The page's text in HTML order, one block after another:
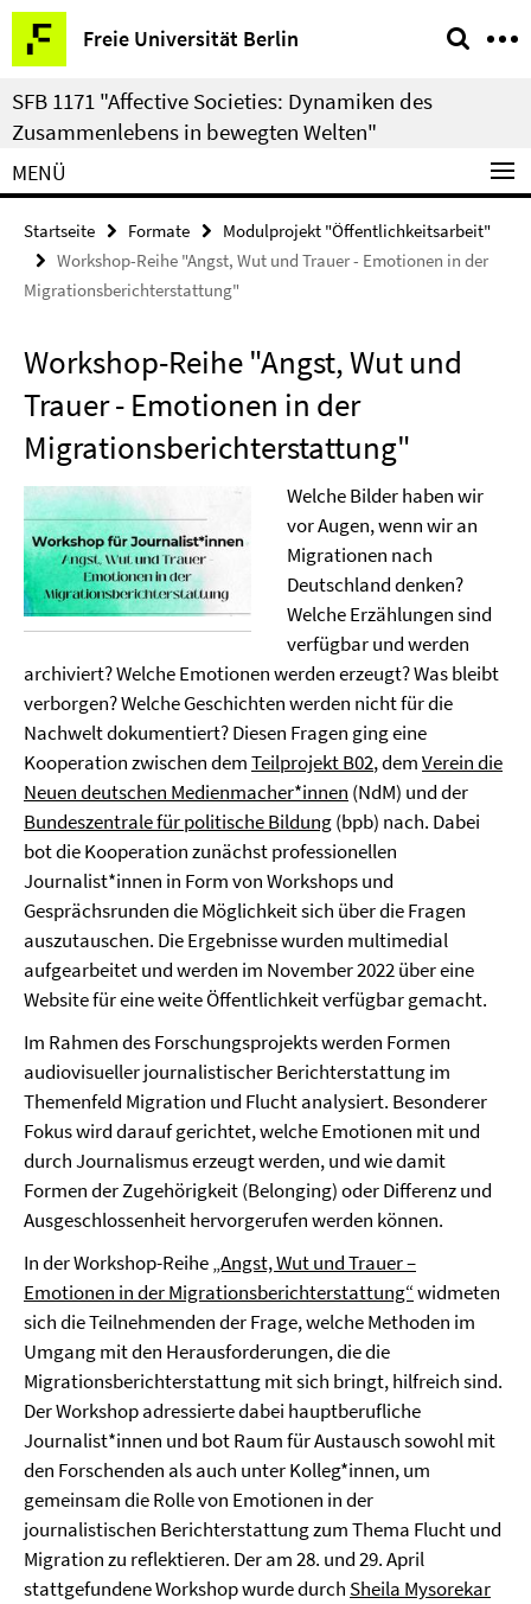
Springe
direkt
zu
Inhalt
Freie Universität Berlin
Service-
Navigation
SFB 1171 "Affective Societies: Dynamiken des
Zusammenlebens in bewegten Welten"
MENÜ
Startseite Formate
Modulprojekt "Öffentlichkeitsarbeit"
Workshop-Reihe "Angst, Wut und Trauer - Emotionen in der
Migrationsberichterstattung"
Workshop-Reihe "Angst, Wut und
Trauer - Emotionen in der
Migrationsberichterstattung"
Welche Bilder haben wir
vor Augen, wenn wir an
Migrationen nach
Deutschland denken?
Welche Erzählungen sind
verfügbar und werden
archiviert? Welche Emotionen werden erzeugt? Was bleibt
verborgen? Welche Geschichten werden nicht für die
Nachwelt dokumentiert? Diesen Fragen ging eine
Kooperation zwischen demTeilprojekt B02, demVerein die
Neuen deutschen Medienmacher*innen (NdM) und der
Bundeszentrale für politische Bildung(bpb) nach. Dabei
bot die Kooperation zunächst professionellen
Journalist*innen in Form von Workshops und
Gesprächsrunden die Möglichkeit sich über die Fragen
auszutauschen. Die Ergebnisse wurden multimedial
aufgearbeitet und werden im November 2022 über eine
Website für eine weite Öffentlichkeit verfügbar gemacht.
Im Rahmen des Forschungsprojekts werden Formen
audiovisueller journalistischer Berichterstattung im
Themenfeld Migration und Flucht analysiert. Besonderer
Fokus wird darauf gerichtet, welche Emotionen mit und
durch Journalismus erzeugt werden, und wie damit
Formen der Zugehörigkeit (Belonging) oder Differenz und
Ausgeschlossenheit hervorgerufen werden können.
In der Workshop-Reihe„Angst, Wut und Trauer –
Emotionen in der Migrationsberichterstattung“widmeten
sich die Teilnehmenden der Frage, welche Methoden im
Umgang mit den Herausforderungen, die die
Migrationsberichterstattung mit sich bringt, hilfreich sind.
Der Workshop adressierte dabei hauptberufliche
Journalist*innen und bot Raum für Austausch sowohl mit
den Forschenden als auch unter Kolleg*innen, um
gemeinsam die Rolle von Emotionen in der
journalistischen Berichterstattung zum Thema Flucht und
Migration zu reflektieren. Der am 28. und 29. April
stattgefundene Workshop wurde durch Sheila Mysorekar